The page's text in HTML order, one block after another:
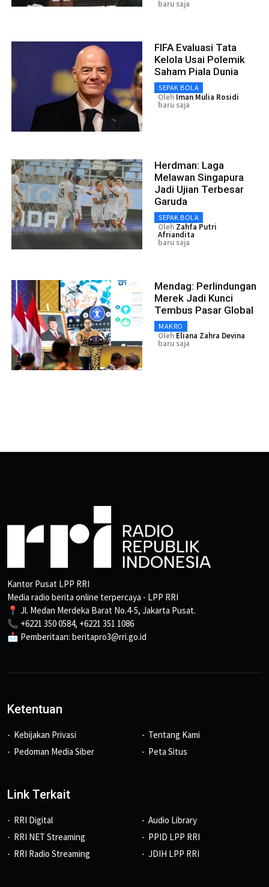
baru saja
FIFA Evaluasi Tata
Kelola Usai Polemik
Saham Piala Dunia
SEPAK BOLA
Oleh Iman Mulia Rosidi
baru saja
Herdman: Laga
Melawan Singapura
Jadi Ujian Terbesar
Garuda
SEPAK BOLA
Oleh Zahfa Putri
Afriandita
baru saja
Mendag: Perlindungan
Merek Jadi Kunci
Tembus Pasar Global
MAKRO
Oleh Eliana Zahra Devina
baru saja
Kantor Pusat LPP RRI
Media radio berita online terpercaya - LPP RRI
📍 Jl. Medan Merdeka Barat No.4-5, Jakarta Pusat.
📞 +6221 350 0584, +6221 351 1086
📩 Pemberitaan: beritapro3@rri.go.id
Ketentuan
Kebijakan Privasi
Pedoman Media Siber
Tentang Kami
Peta Situs
Link Terkait
RRI Digital
RRI NET Streaming
RRI Radio Streaming
Audio Library
PPID LPP RRI
JDIH LPP RRI